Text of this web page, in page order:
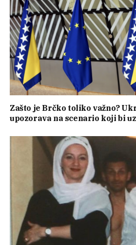
Zašto je Brčko toliko važno?
upozorava na scenario koji bi